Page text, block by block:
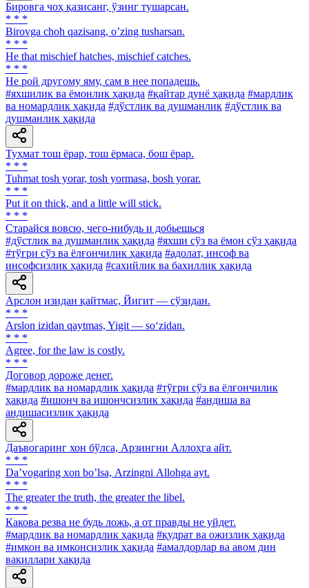
Бировга чоҳ қазисанг, ўзинг тушарсан.
* * *
Birovga choh qazisang, oʼzing tusharsan.
* * *
He that mischief hatches, mischief catches.
* * *
He рой другому яму, сам в нее попадешь.
#яхшилик ва ёмонлик ҳақида #қайтар дунё ҳақида #мардлик
ва номардлик ҳақида #дўстлик ва душманлик #дўстлик ва
душманлик ҳақида
Туҳмат тош ёрар, тош ёрмаса, бош ёрар.
* * *
Tuhmat tosh yorar, tosh yormasa, bosh yorar.
* * *
Put it on thick, and a little will stick.
* * *
Старайся вовсю, чего-нибудь и добьешься
#дўстлик ва душманлик ҳақида #яхши сўз ва ёмон сўз ҳақида
#тўғри сўз ва ёлғончилик ҳақида #адолат, инсоф ва
инсофсизлик ҳақида #сахийлик ва бахиллик ҳақида
Арслон изидан қайтмас, Йигит — сўзидан.
* * *
Arslon izidan qaytmas, Yigit — so‘zidan.
* * *
Agree, for the law is costly.
* * *
Договор дороже денег.
#мардлик ва номардлик ҳақида #тўғри сўз ва ёлғончилик
ҳақида #ишонч ва ишончсизлик ҳақида #андиша ва
андишасизлик ҳақида
Даъвогаринг хон бўлса, Арзингни Аллоҳга айт.
* * *
Daʼvogaring xon boʼlsa, Аrzingni Аllohga ayt.
* * *
The greater the truth, the greater the libel.
* * *
Какова резва не будь ложь, а от правды не уйдет.
#мардлик ва номардлик ҳақида #қудрат ва ожизлик ҳақида
#имкон ва имконсизлик ҳақида #амалдорлар ва авом дин
вакиллари ҳақида